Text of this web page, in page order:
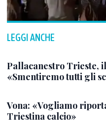
LEGGI ANCHE
Pallacanestro Trieste,
«Smentiremo tutti gli
Vona: «Vogliamo
Triestina calcio»